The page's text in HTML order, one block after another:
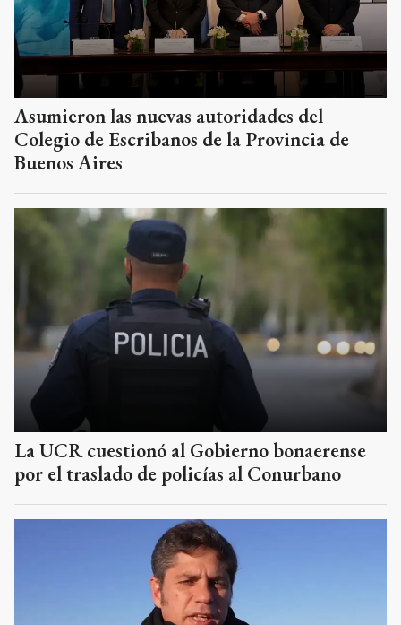
Asumieron las nuevas autoridades del
Colegio de Escribanos de la Provincia de
Buenos Aires
La UCR cuestionó al Gobierno bonaerense
por el traslado de policías al Conurbano